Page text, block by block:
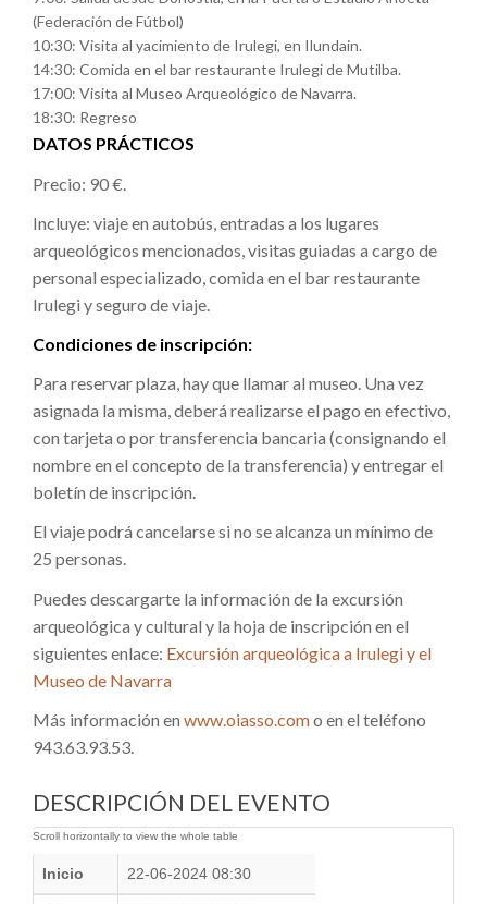
(Federación de Fútbol)
10:30: Visita al yacimiento de Irulegi, en Ilundain.
14:30: Comida en el bar restaurante Irulegi de Mutilba.
17:00: Visita al Museo Arqueológico de Navarra.
18:30: Regreso
DATOS PRÁCTICOS
Precio: 90 €.
Incluye: viaje en autobús, entradas a los lugares
arqueológicos mencionados, visitas guiadas a cargo de
personal especializado, comida en el bar restaurante
Irulegi y seguro de viaje.
Condiciones de inscripción:
Para reservar plaza, hay que llamar al museo. Una vez
asignada la misma, deberá realizarse el pago en efectivo,
con tarjeta o por transferencia bancaria (consignando el
nombre en el concepto de la transferencia) y entregar el
boletín de inscripción.
El viaje podrá cancelarse si no se alcanza un mínimo de
25 personas.
Puedes descargarte la información de la excursión
arqueológica y cultural y la hoja de inscripción en el
siguientes enlace: Excursión arqueológica a Irulegi y el
Museo de Navarra
Más información en www.oiasso.como en el teléfono
943.63.93.53.
DESCRIPCIÓN DEL EVENTO
Inicio 22-06-2024 08:30